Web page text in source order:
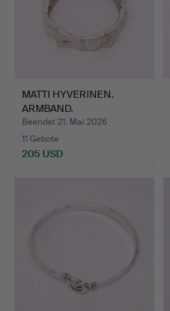
MATTI HYVERINEN.
ARMBAND.
Beendet 21. Mai 2026
11 Gebote
205 USD